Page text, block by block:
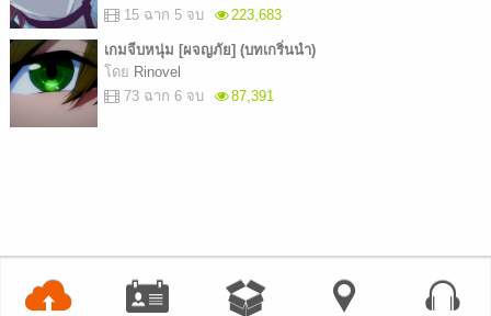
15 ฉาก 5 จบ
223,683
เกมจีบหนุ่ม [ผจญภัย] (บทเกริ่นนำ)
โดย Rinovel
73 ฉาก 6 จบ
87,391